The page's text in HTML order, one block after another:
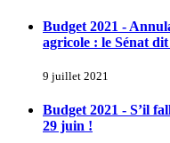
Budget 2021 -
agricole : le Sénat
9 juillet 2021
Budget 2021 - S’il
29 juin !